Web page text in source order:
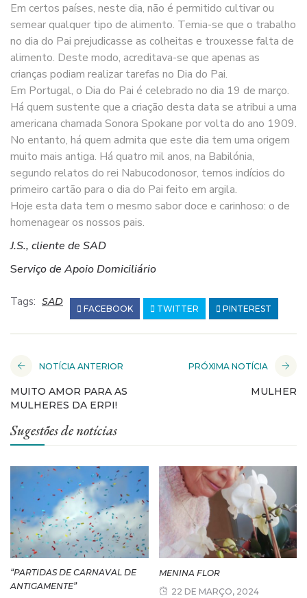
Em certos países, neste dia, não é permitido cultivar ou
semear qualquer tipo de alimento. Temia-se que o trabalho
no dia do Pai prejudicasse as colheitas e trouxesse falta de
alimento. Deste modo, acreditava-se que apenas as
crianças podiam realizar tarefas no Dia do Pai.
Em Portugal, o Dia do Pai é celebrado no dia 19 de março.
Há quem sustente que a criação desta data se atribui a uma
americana chamada Sonora Spokane por volta do ano 1909.
No entanto, há quem admita que este dia tem uma origem
muito mais antiga. Há quatro mil anos, na Babilónia,
segundo relatos do rei Nabucodonosor, temos indícios do
primeiro cartão para o dia do Pai feito em argila.
Hoje esta data tem o mesmo sabor doce e carinhoso: o de
homenagear os nossos pais.
J.S., cliente de SAD
Serviço de Apoio Domiciliário
Tags: SAD
FACEBOOK TWITTER PINTEREST
NOTÍCIA ANTERIOR
MUITO AMOR PARA AS
MULHERES DA ERPI!
PRÓXIMA NOTÍCIA
MULHER
Sugestões de notícias
“PARTIDAS DE CARNAVAL DE
ANTIGAMENTE”
MENINA FLOR
22 DE MARÇO, 2024